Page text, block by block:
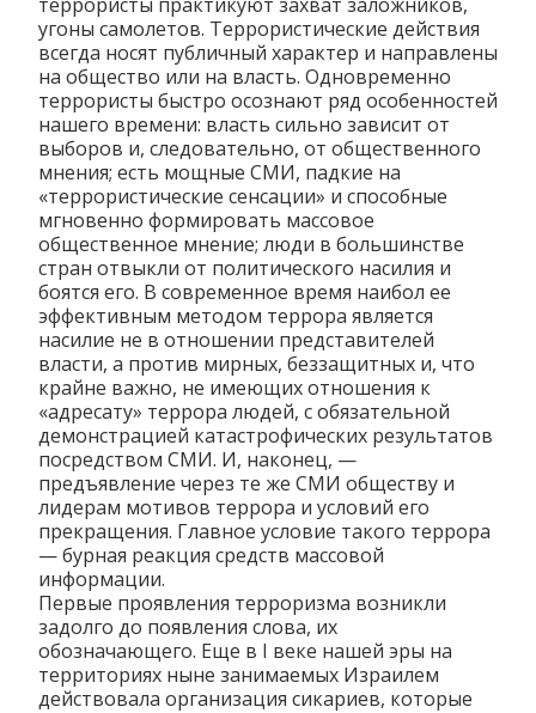
угоны самолетов. Террористические действия
всегда носят публичный характер и направлены
на общество или на власть. Одновременно
террористы быстро осознают ряд особенностей
нашего времени: власть сильно зависит от
выборов и, следовательно, от общественного
мнения; есть мощные СМИ, падкие на
«террористические сенсации» и способные
мгновенно формировать массовое
общественное мнение; люди в большинстве
стран отвыкли от политического насилия и
боятся его. В современное время наибол ее
эффективным методом террора является
насилие не в отношении представителей
власти, а против мирных, беззащитных и, что
крайне важно, не имеющих отношения к
«адресату» террора людей, с обязательной
демонстрацией катастрофических результатов
посредством СМИ. И, наконец, —
предъявление через те же СМИ обществу и
лидерам мотивов террора и условий его
прекращения. Главное условие такого террора
— бурная реакция средств массовой
информации.
Первые проявления терроризма возникли
задолго до появления слова, их
обозначающего. Еще в I веке нашей эры на
территориях ныне занимаемых Израилем
действовала организация сикариев, которые